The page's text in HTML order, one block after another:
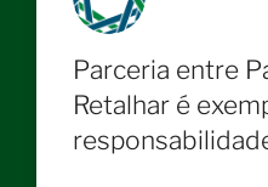
Parceria entre
Retalhar é